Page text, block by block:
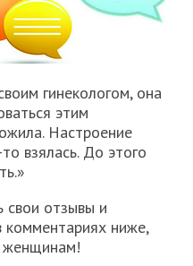
гинекологом, она
этим
Настроение
взялась. До этого
свои отзывы и
комментариях ниже,
женщинам!